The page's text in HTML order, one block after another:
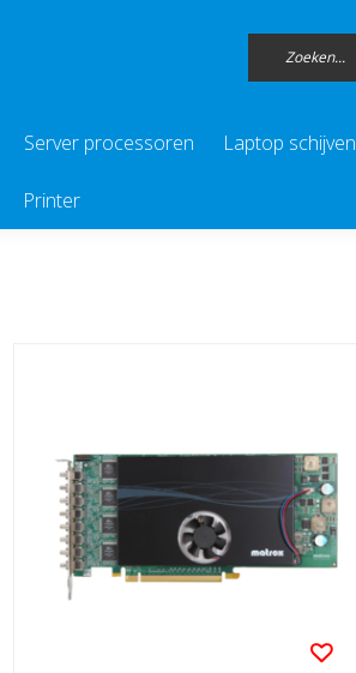
Server processoren Laptop schijven
Printer